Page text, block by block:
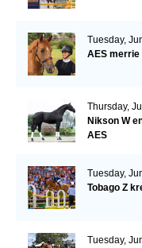
Tuesday,
AES merrie
Thursday,
Nikson W
AES
Tuesday,
Tobago Z
Tuesday,